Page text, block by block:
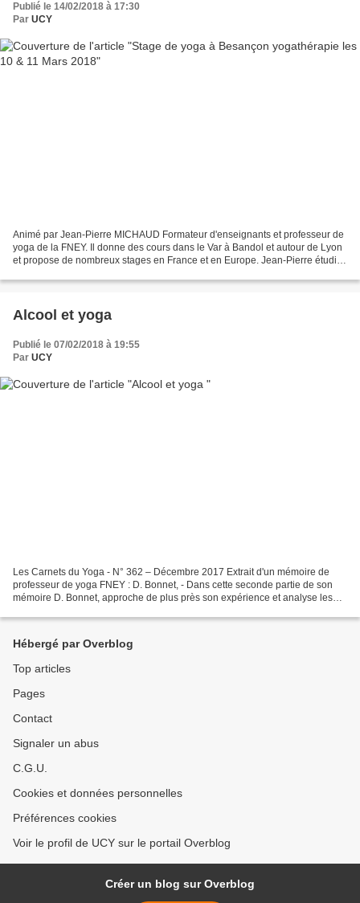
Publié le 14/02/2018 à 17:30
Par UCY
Animé par Jean-Pierre MICHAUD Formateur d'enseignants et professeur de
yoga de la FNEY. Il donne des cours dans le Var à Bandol et autour de Lyon
et propose de nombreux stages en France et en Europe. Jean-Pierre étudie
Alcool et yoga
Publié le 07/02/2018 à 19:55
Par UCY
Les Carnets du Yoga - N° 362 – Décembre 2017 Extrait d'un mémoire de
professeur de yoga FNEY : D. Bonnet, - Dans cette seconde partie de son
mémoire D. Bonnet, approche de plus près son expérience et analyse les
Hébergé par Overblog
Top articles
Pages
Contact
Signaler un abus
C.G.U.
Cookies et données personnelles
Préférences cookies
Voir le profil de UCY sur le portail Overblog
Créer un blog sur Overblog